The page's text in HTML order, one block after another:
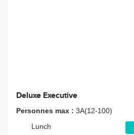
Deluxe Executive
Personnes max : 3A(12-100)
Lunch